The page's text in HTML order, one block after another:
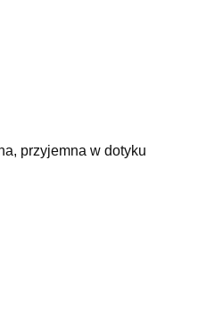
przyjemna w dotyku